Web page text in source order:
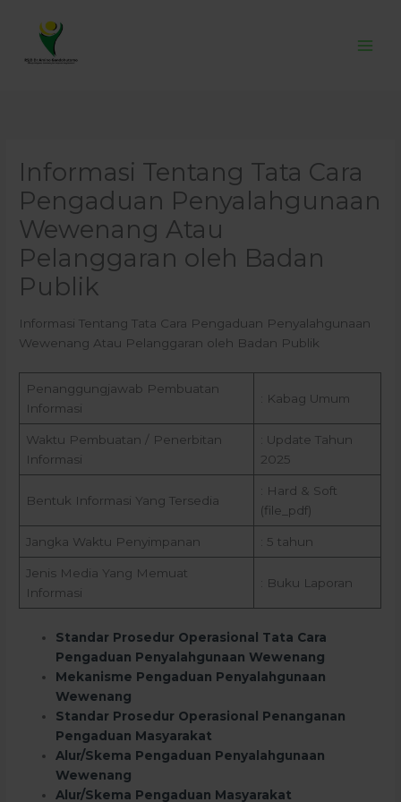
content
Informasi Tentang Tata Cara
Pengaduan Penyalahgunaan
Wewenang Atau
Pelanggaran oleh Badan
Publik
Informasi Tentang Tata Cara Pengaduan Penyalahgunaan
Wewenang Atau Pelanggaran oleh Badan Publik
Penanggungjawab Pembuatan
Informasi
: Kabag Umum
Waktu Pembuatan / Penerbitan
Informasi
: Update Tahun
2025
Bentuk Informasi Yang Tersedia
: Hard & Soft
(file_pdf)
Jangka Waktu Penyimpanan : 5 tahun
Jenis Media Yang Memuat
Informasi
: Buku Laporan
Standar Prosedur Operasional Tata Cara
Pengaduan Penyalahgunaan Wewenang
Mekanisme Pengaduan Penyalahgunaan
Wewenang
Standar Prosedur Operasional Penanganan
Pengaduan Masyarakat
Alur/Skema Pengaduan Penyalahgunaan
Wewenang
Alur/Skema Pengaduan Masyarakat